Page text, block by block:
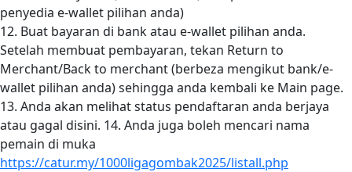
penyedia e-wallet pilihan anda)
12. Buat bayaran di bank atau e-wallet pilihan anda.
Setelah membuat pembayaran, tekan Return to
Merchant/Back to merchant (berbeza mengikut bank/e-
wallet pilihan anda) sehingga anda kembali ke Main page.
13. Anda akan melihat status pendaftaran anda berjaya
atau gagal disini. 14. Anda juga boleh mencari nama
pemain di muka
https://catur.my/1000ligagombak2025/listall.php